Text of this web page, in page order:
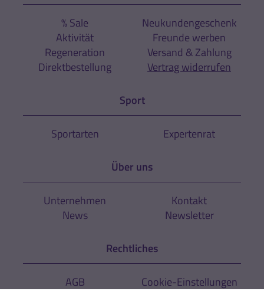
% Sale
Aktivität
Regeneration
Direktbestellung
Neukundengeschenk
Freunde werben
Versand & Zahlung
Vertrag widerrufen
Sport
Sportarten Expertenrat
Über uns
Unternehmen
News
Kontakt
Newsletter
Rechtliches
AGB
Cookie-Einstellungen